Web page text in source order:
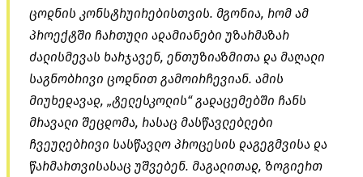
ცოდნის კონსტრუირებისთვის. მგონია, რომ ამ
პროექტში ჩართული ადამიანები უზარმაზარ
ძალისმევას ხარჯავენ, ენთუზიაზმითა და მაღალი
საგნობრივი ცოდნით გამოირჩევიან. ამის
მიუხედავად, „ტელესკოლის“ გადაცემებში ჩანს
მრავალი შეცდომა, რასაც მასწავლებლები
ჩვეულებრივი სასწავლო პროცესის დაგეგმვისა და
წარმართვისასაც უშვებენ. მაგალითად, ზოგიერთ